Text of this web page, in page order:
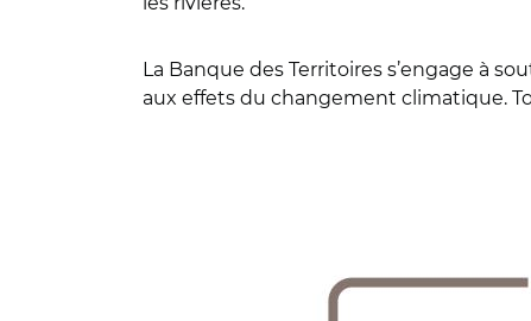
La Banque des Territoires s’engage à
aux effets du changement climatique.